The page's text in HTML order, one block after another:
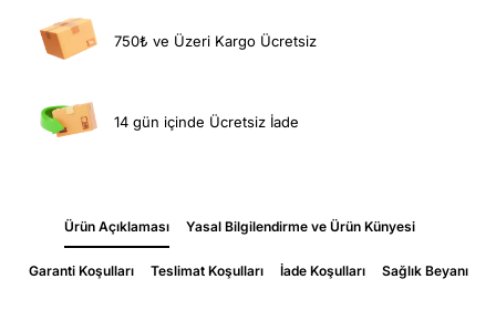
750₺ ve Üzeri Kargo Ücretsiz
14 gün içinde Ücretsiz İade
Ürün Açıklaması Yasal Bilgilendirme ve Ürün Künyesi
Garanti Koşulları Teslimat Koşulları İade Koşulları Sağlık Beyanı